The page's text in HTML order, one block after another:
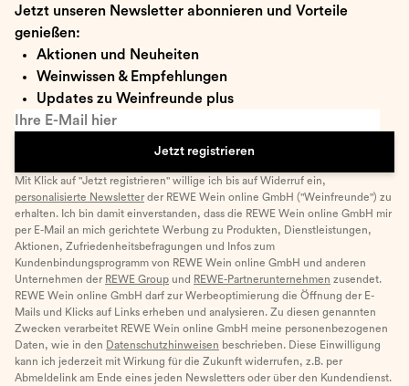
Jetzt unseren Newsletter abonnieren und Vorteile
genießen:
Aktionen und Neuheiten
Weinwissen & Empfehlungen
Updates zu Weinfreunde plus
Ihre E-Mail hier
Jetzt registrieren
Mit Klick auf "Jetzt registrieren" willige ich bis auf Widerruf ein,
personalisierte Newsletter der REWE Wein online GmbH ("Weinfreunde") zu
erhalten. Ich bin damit einverstanden, dass die REWE Wein online GmbH mir
per E-Mail an mich gerichtete Werbung zu Produkten, Dienstleistungen,
Aktionen, Zufriedenheitsbefragungen und Infos zum
Kundenbindungsprogramm von REWE Wein online GmbH und anderen
Unternehmen der REWE Group und REWE-Partnerunternehmen zusendet.
REWE Wein online GmbH darf zur Werbeoptimierung die Öffnung der E-
Mails und Klicks auf Links erheben und analysieren. Zu diesen genannten
Zwecken verarbeitet REWE Wein online GmbH meine personenbezogenen
Daten, wie in den Datenschutzhinweisen beschrieben. Diese Einwilligung
kann ich jederzeit mit Wirkung für die Zukunft widerrufen, z.B. per
Abmeldelink am Ende eines jeden Newsletters oder über den Kundendienst.